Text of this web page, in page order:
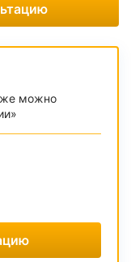
можно